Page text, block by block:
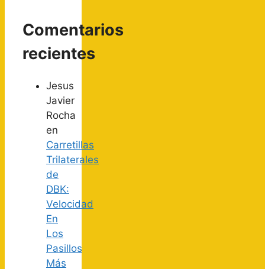
Comentarios
recientes
Jesus
Javier
Rocha
en
Carretillas
Trilaterales
de
DBK:
Velocidad
En
Los
Pasillos
Más